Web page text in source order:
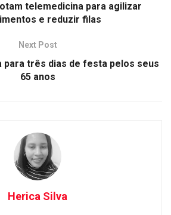
telemedicina para agilizar
e reduzir filas
Next Post
para três dias de festa pelos seus
65 anos
Herica Silva